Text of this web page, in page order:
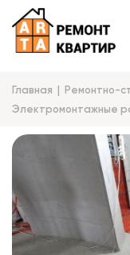
Главная
Ремонтно-
Электромонтажные